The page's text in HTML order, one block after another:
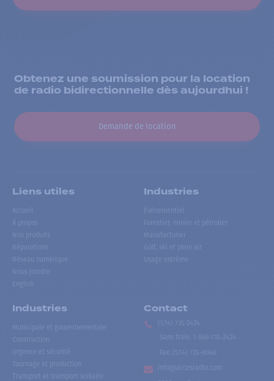
Obtenez une soumission pour la location
de radio bidirectionnelle dès aujourdhui !
Demande de location
Liens utiles
Accueil
À propos
Nos produits
Réparations
Réseau numérique
Nous joindre
English
Industries
Événementiel
Forestier, minier et pétrolier
Manufacturier
Golf, ski et plein air
Usage extrême
Industries
Municipale et gouvernementale
Construction
Urgence et sécurité
Tournage et production
Transport et transport scolaire
Contact
(514) 735-2424
Sans frais
1-866-735-2424
Fax:
(514) 735-8046
info@accesradio.com